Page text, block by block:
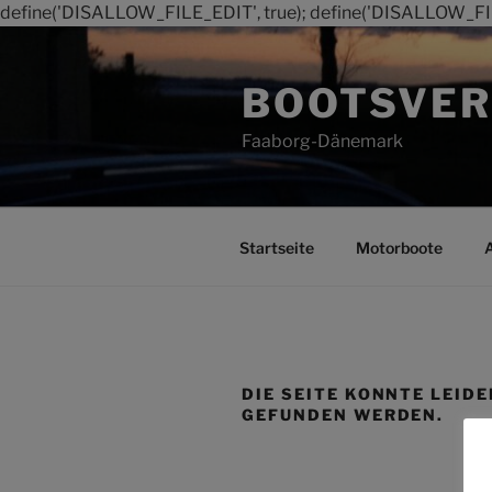
define('DISALLOW_FILE_EDIT', true);
Faaborg-Dänemark
Startseite Motorboote
DIE SEITE KONNTE
GEFUNDEN WERDEN.